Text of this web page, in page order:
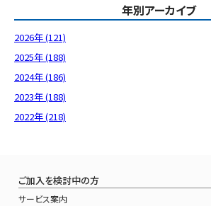
年別アーカイブ
2026年 (121)
2025年 (188)
2024年 (186)
2023年 (188)
2022年 (218)
ご加入を検討中の方
サービス案内